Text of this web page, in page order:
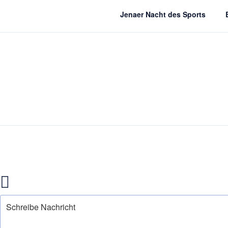
Jenaer Nacht des Sports